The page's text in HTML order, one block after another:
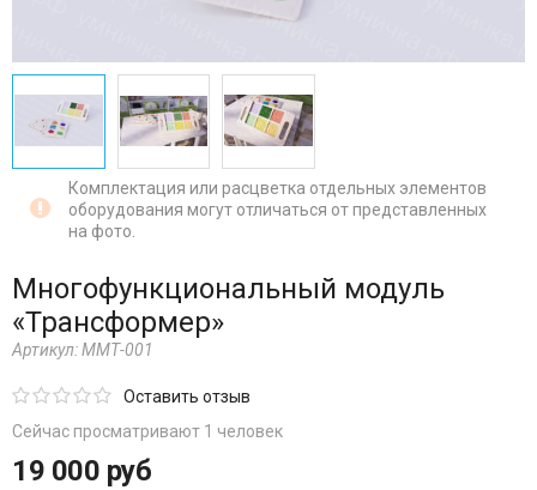
Комплектация или расцветка отдельных элементов
оборудования могут отличаться от представленных
на фото.
Многофункциональный модуль
«Трансформер»
Артикул:ММТ-001
Оставить отзыв
Сейчас просматривают 1 человек
19 000 руб